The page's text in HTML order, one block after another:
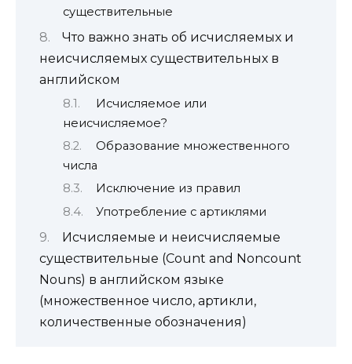
существительные
Что важно знать об исчисляемых и
неисчисляемых существительных в
английском
Исчисляемое или
неисчисляемое?
Образование множественного
числа
Исключение из правил
Употребление с артиклями
Исчисляемые и неисчисляемые
существительные (Count and Noncount
Nouns) в английском языке
(множественное число, артикли,
количественные обозначения)